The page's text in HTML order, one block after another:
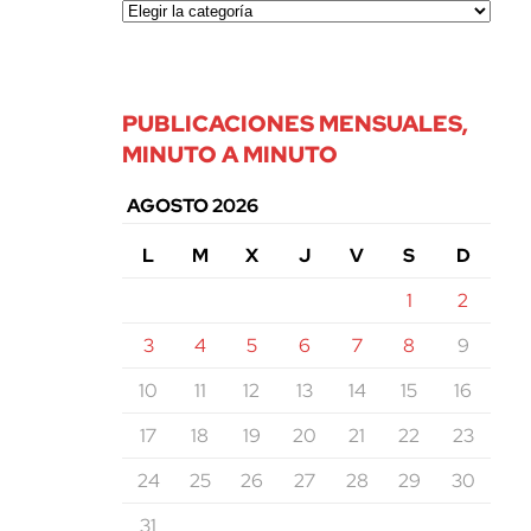
PUBLICACIONES MENSUALES,
MINUTO A MINUTO
AGOSTO 2026
L
M X J V S
D
1
2
3
4 5 6 7 8
9
10
11 12 13 14 15
16
17
18 19 20 21 22
23
24
25 26 27 28 29
30